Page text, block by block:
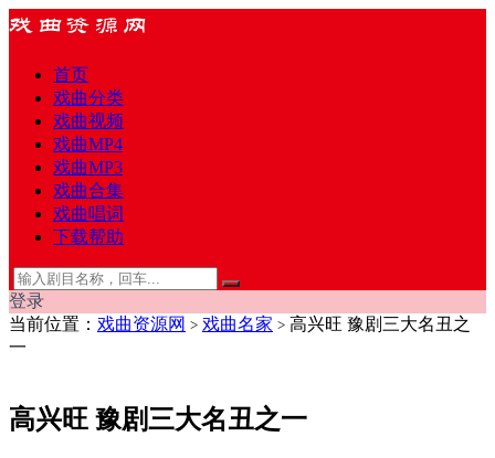
首页
戏曲分类
戏曲视频
戏曲MP4
戏曲MP3
戏曲合集
戏曲唱词
下载帮助
登录
当前位置： 戏曲资源网 > 戏曲名家 > 高兴旺 豫剧三大名丑之
一
高兴旺 豫剧三大名丑之一